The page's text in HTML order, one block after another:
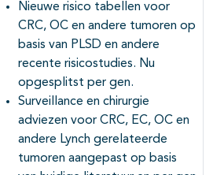
Nieuwe risico tabellen voor
CRC, OC en andere tumoren op
basis van PLSD en andere
recente risicostudies. Nu
opgesplitst per gen.
Surveillance en chirurgie
adviezen voor CRC, EC, OC en
andere Lynch gerelateerde
tumoren aangepast op basis